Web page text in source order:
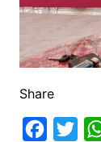
Share